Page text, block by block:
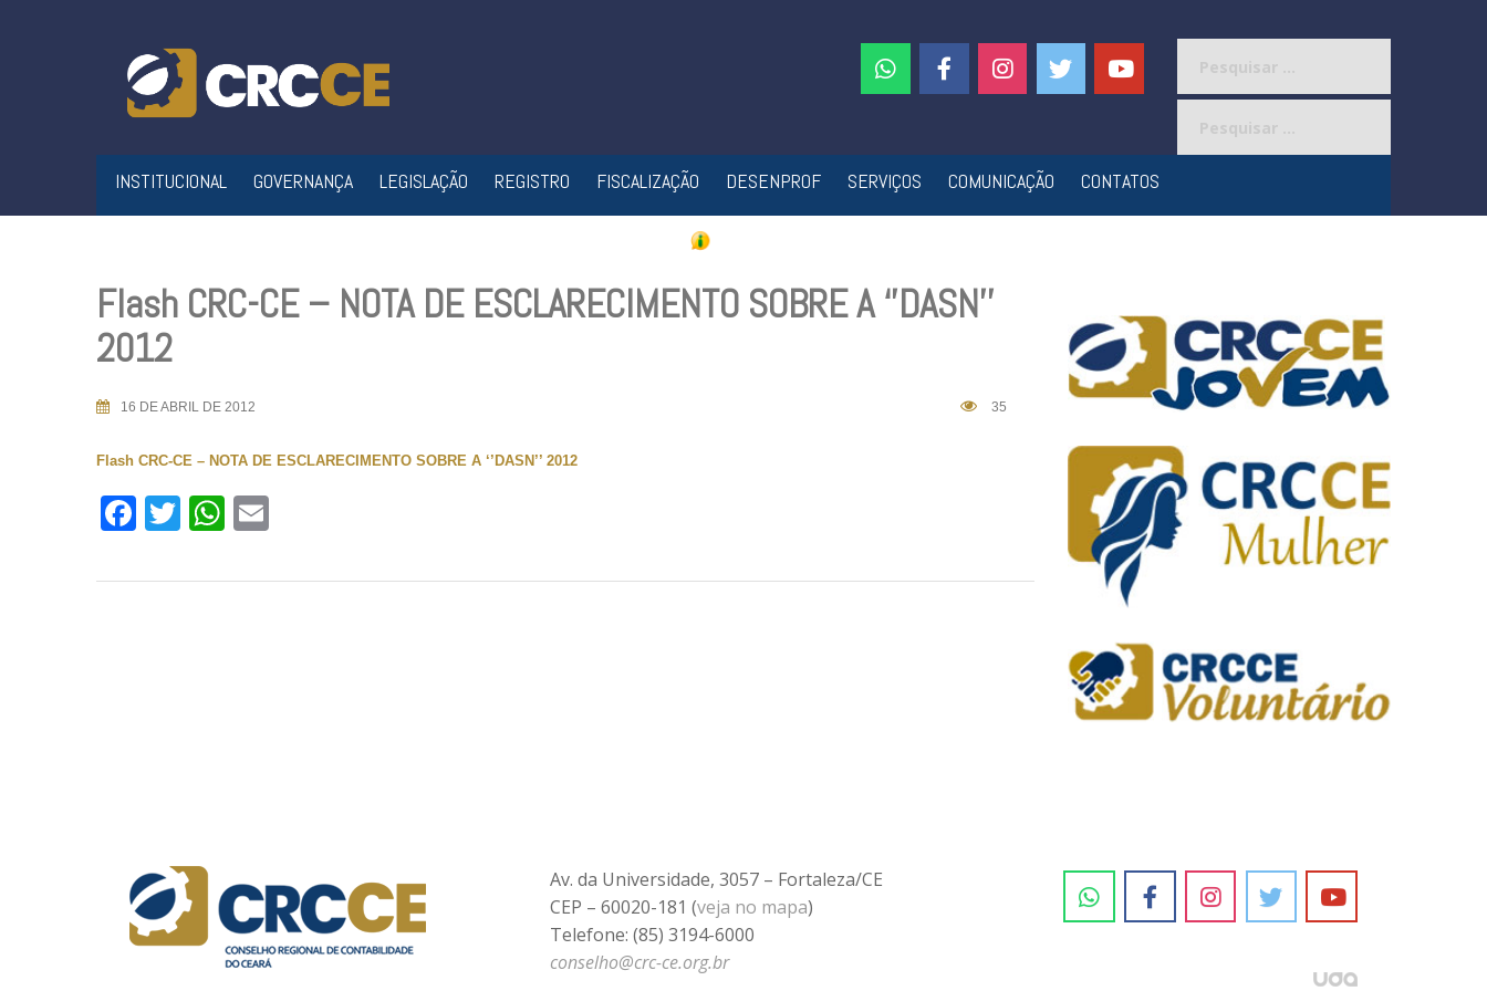
INSTITUCIONAL GOVERNANÇA LEGISLAÇÃO REGISTRO FISCALIZAÇÃO DESENPROF SERVIÇOS COMUNICAÇÃO CONTATOS
Flash CRC-CE – NOTA DE ESCLARECIMENTO SOBRE A ‘’DASN’’
2012
16 DE ABRIL DE 2012 35
Flash CRC-CE – NOTA DE ESCLARECIMENTO SOBRE A ‘’DASN’’ 2012
Facebook
TwitterWhatsApp
Av. da Universidade, 3057 – Fortaleza/CE
CEP – 60020-181 (veja no mapa)
Telefone: (85) 3194-6000
conselho@crc-ce.org.br